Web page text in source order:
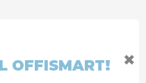
SORTERA
OFFISMART! ✖